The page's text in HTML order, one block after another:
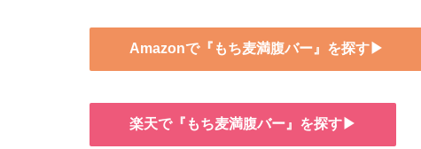
Amazonで『もち麦満腹バー』を探す▶
楽天で『もち麦満腹バー』を探す▶